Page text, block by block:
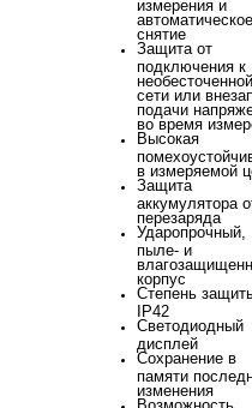
измерения и
снятие
Защита от
подключения к
необесточенной
сети или
подачи
во время
Высокая
в измеряемой
Защита
аккумулятора
перезаряда
Ударопрочный,
пыле- и
корпус
Степень
IP42
Светодиодный
дисплей
Сохранение в
памяти
изменения